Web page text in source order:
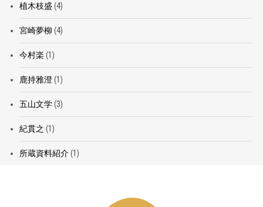
植木枝盛 (4)
宮崎夢柳 (4)
今村楽 (1)
鹿持雅澄(1)
五山文学(3)
紀貫之 (1)
所蔵資料紹介(1)